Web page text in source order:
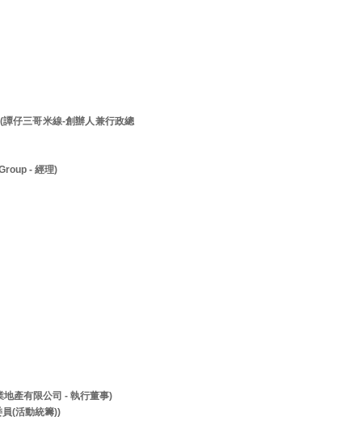
仔三哥米線-創辦人兼行政總
- 經理)
產有限公司 - 執行董事)
(活動統籌))